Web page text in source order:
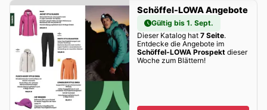
Schöffel-LOWA Angebote
Gültig bis 1. Sept.
Dieser Katalog hat 7 Seite.
Entdecke die Angebote im
Schöffel-LOWA Prospektdieser
Woche zum Blättern!